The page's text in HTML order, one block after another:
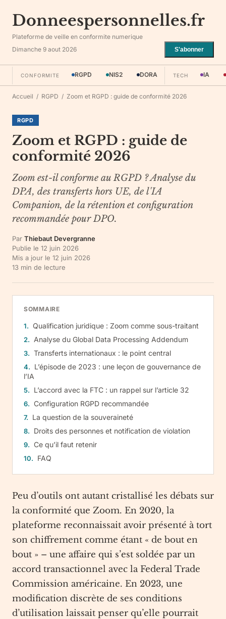
Donneespersonnelles.fr
Plateforme de veille en conformite numerique
Dimanche 9 aout 2026
S'abonner
CONFORMITE RGPD NIS2 DORA TECH IA
Accueil / RGPD / Zoom et RGPD : guide de conformité 2026
RGPD
Zoom et RGPD : guide de
conformité 2026
Zoom est-il conforme au RGPD ? Analyse du
DPA, des transferts hors UE, de l'IA
Companion, de la rétention et configuration
recommandée pour DPO.
Par Thiebaut Devergranne
Publie le 12 juin 2026
Mis a jour le 12 juin 2026
13 min de lecture
SOMMAIRE
Qualification juridique : Zoom comme sous-traitant
Analyse du Global Data Processing Addendum
Transferts internationaux : le point central
L’épisode de 2023 : une leçon de gouvernance de
l’IA
L’accord avec la FTC : un rappel sur l’article 32
Configuration RGPD recommandée
La question de la souveraineté
Droits des personnes et notification de violation
Ce qu’il faut retenir
FAQ
Peu d’outils ont autant cristallisé les débats sur
la conformité que Zoom. En 2020, la
plateforme reconnaissait avoir présenté à tort
son chiffrement comme étant « de bout en
bout » – une affaire qui s’est soldée par un
accord transactionnel avec la Federal Trade
Commission américaine. En 2023, une
modification discrète de ses conditions
d’utilisation laissait penser qu’elle pourrait